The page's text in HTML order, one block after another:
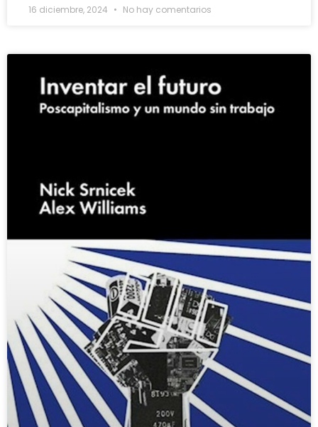
16 diciembre, 2024 No hay comentarios